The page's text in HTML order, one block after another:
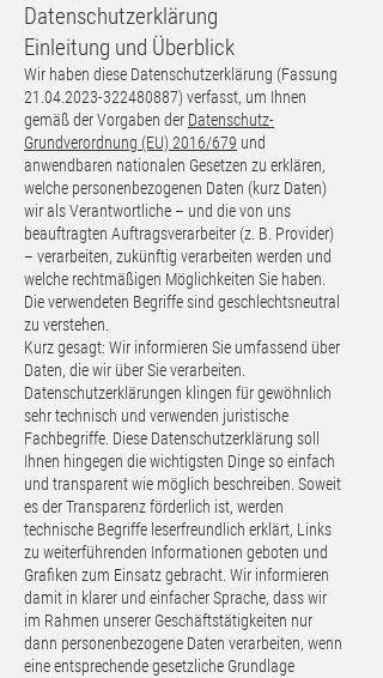
Datenschutzerklärung
Einleitung und Überblick
Wir haben diese Datenschutzerklärung (Fassung
21.04.2023-322480887) verfasst, um Ihnen
gemäß der Vorgaben der Datenschutz-
Grundverordnung (EU) 2016/679 und
anwendbaren nationalen Gesetzen zu erklären,
welche personenbezogenen Daten (kurz Daten)
wir als Verantwortliche – und die von uns
beauftragten Auftragsverarbeiter (z. B. Provider)
– verarbeiten, zukünftig verarbeiten werden und
welche rechtmäßigen Möglichkeiten Sie haben.
Die verwendeten Begriffe sind geschlechtsneutral
zu verstehen.
Kurz gesagt: Wir informieren Sie umfassend über
Daten, die wir über Sie verarbeiten.
Datenschutzerklärungen klingen für gewöhnlich
sehr technisch und verwenden juristische
Fachbegriffe. Diese Datenschutzerklärung soll
Ihnen hingegen die wichtigsten Dinge so einfach
und transparent wie möglich beschreiben. Soweit
es der Transparenz förderlich ist, werden
technische Begriffe leserfreundlich erklärt, Links
zu weiterführenden Informationen geboten und
Grafiken zum Einsatz gebracht. Wir informieren
damit in klarer und einfacher Sprache, dass wir
im Rahmen unserer Geschäftstätigkeiten nur
dann personenbezogene Daten verarbeiten, wenn
eine entsprechende gesetzliche Grundlage